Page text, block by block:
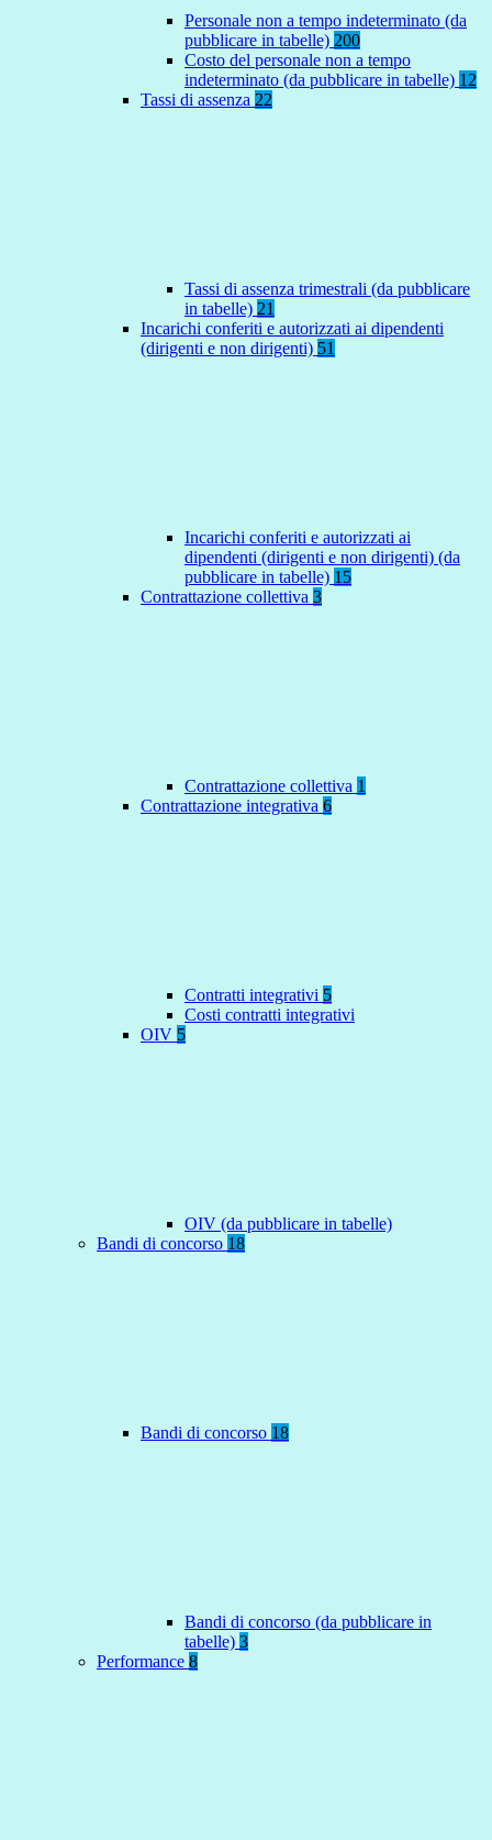
Personale non a tempo indeterminato (da
pubblicare in tabelle) 200
Costo del personale non a tempo
indeterminato (da pubblicare in tabelle) 12
Tassi di assenza 22
Tassi di assenza trimestrali (da pubblicare
in tabelle) 21
Incarichi conferiti e autorizzati ai dipendenti
(dirigenti e non dirigenti) 51
Incarichi conferiti e autorizzati ai
dipendenti (dirigenti e non dirigenti) (da
pubblicare in tabelle) 15
Contrattazione collettiva 3
Contrattazione collettiva 1
Contrattazione integrativa 6
Contratti integrativi 5
Costi contratti integrativi
OIV 5
OIV (da pubblicare in tabelle)
Bandi di concorso 18
Bandi di concorso 18
Bandi di concorso (da pubblicare in
tabelle) 3
Performance 8